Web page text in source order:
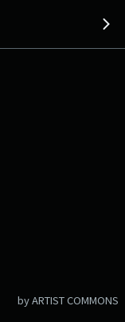
by ARTIST COMMONS